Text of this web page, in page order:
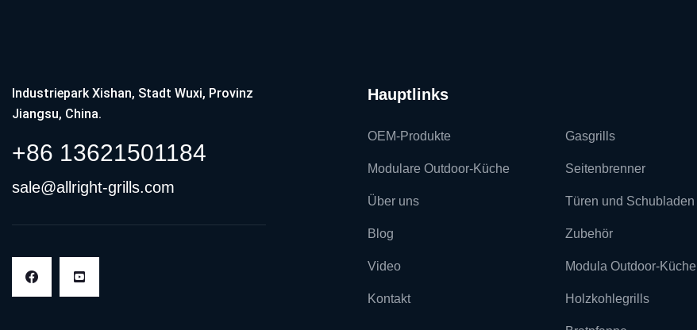
Industriepark Xishan, Stadt Wuxi, Provinz
Jiangsu, China.
+86 13621501184
sale@allright-grills.com
Hauptlinks
OEM-Produkte
Modulare Outdoor-Küche
Über uns
Blog
Video
Kontakt
Gasgrills
Seitenbrenner
Türen und Schubladen
Zubehör
Modula Outdoor-Küche
Holzkohlegrills